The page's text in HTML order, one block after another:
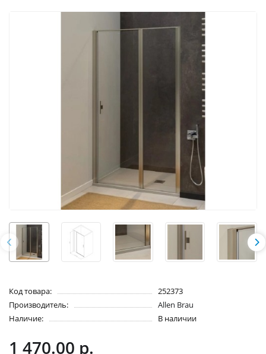
Код товара:
252373
Производитель:
Allen Brau
Наличие:
В наличии
1 470.00 р.